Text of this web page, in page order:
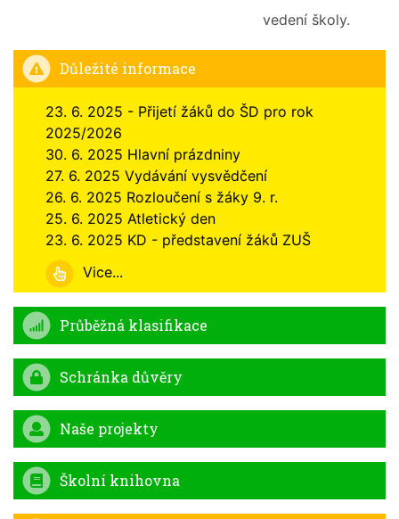
vedení školy.
Důležité informace
23. 6. 2025 - Přijetí žáků do ŠD pro rok
2025/2026
30. 6. 2025 Hlavní prázdniny
27. 6. 2025 Vydávání vysvědčení
26. 6. 2025 Rozloučení s žáky 9. r.
25. 6. 2025 Atletický den
23. 6. 2025 KD - představení žáků ZUŠ
Vice...
Průběžná klasifikace
Schránka důvěry
Naše projekty
Školní knihovna